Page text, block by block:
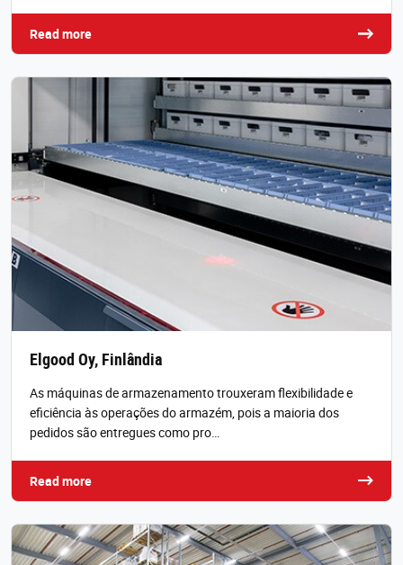
Read more
Elgood Oy, Finlândia
As máquinas de armazenamento trouxeram flexibilidade e
eficiência às operações do armazém, pois a maioria dos
pedidos são entregues como pro…
Read more